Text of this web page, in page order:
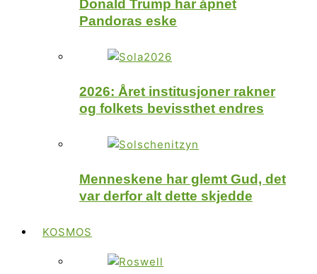
Donald Trump har åpnet
Pandoras eske
2026: Året institusjoner rakner
og folkets bevissthet endres
Menneskene har glemt Gud, det
var derfor alt dette skjedde
KOSMOS